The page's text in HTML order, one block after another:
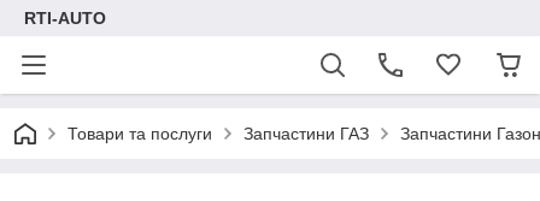
RTI-AUTO
Товари та послуги Запчастини ГАЗ Запчастини